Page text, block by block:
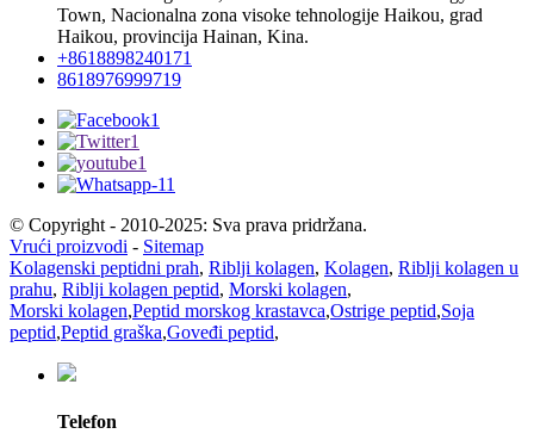
Town, Nacionalna zona visoke tehnologije Haikou, grad
Haikou, provincija Hainan, Kina.
+8618898240171
8618976999719
© Copyright - 2010-2025: Sva prava pridržana.
Vrući proizvodi - Sitemap
Kolagenski peptidni prah, Riblji kolagen, Kolagen, Riblji kolagen u
prahu, Riblji kolagen peptid, Morski kolagen,
Morski kolagen,Peptid morskog krastavca,Ostrige peptid,Soja
peptid,Peptid graška,Goveđi peptid,
Telefon